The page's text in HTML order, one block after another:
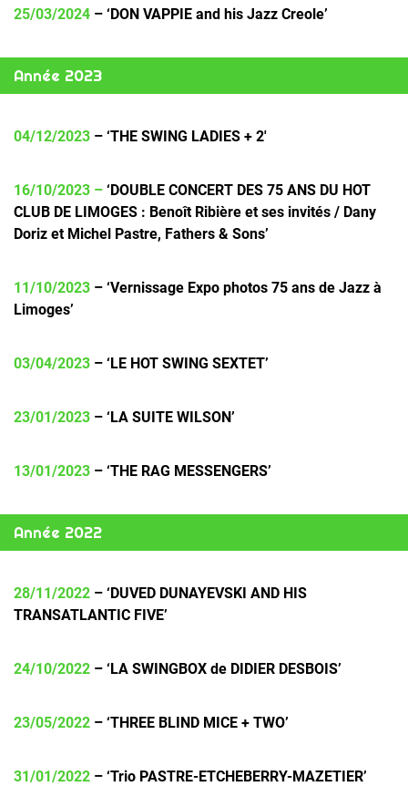
25/03/2024 – ‘DON VAPPIE and his Jazz Creole’
Année 2023
04/12/2023 – ‘THE SWING LADIES + 2′
16/10/2023 – ‘DOUBLE CONCERT DES 75 ANS DU HOT
CLUB DE LIMOGES : Benoît Ribière et ses invités / Dany
Doriz et Michel Pastre, Fathers & Sons’
11/10/2023 – ‘Vernissage Expo photos 75 ans de Jazz à
Limoges’
03/04/2023 – ‘LE HOT SWING SEXTET’
23/01/2023 – ‘LA SUITE WILSON’
13/01/2023 – ‘THE RAG MESSENGERS’
Année 2022
28/11/2022 – ‘DUVED DUNAYEVSKI AND HIS
TRANSATLANTIC FIVE’
24/10/2022 – ‘LA SWINGBOX de DIDIER DESBOIS’
23/05/2022 – ‘THREE BLIND MICE + TWO’
31/01/2022 – ‘Trio PASTRE-ETCHEBERRY-MAZETIER’